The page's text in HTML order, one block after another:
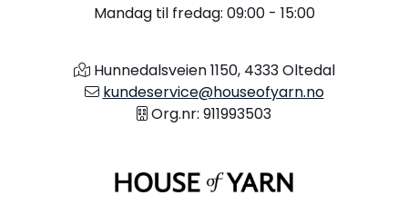
Mandag til fredag: 09:00 - 15:00
Hunnedalsveien 1150, 4333 Oltedal
kundeservice@houseofyarn.no
Org.nr: 911993503